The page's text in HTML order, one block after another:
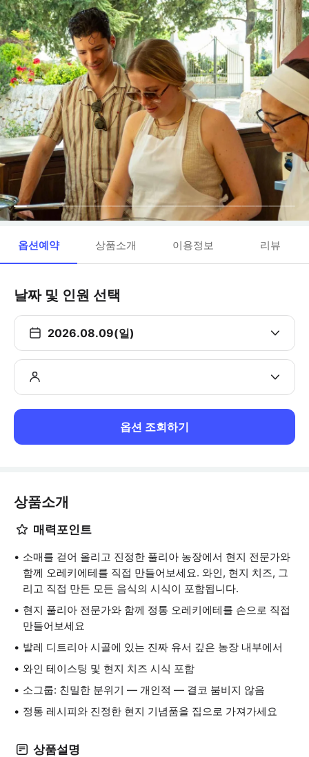
옵션예약 상품소개 이용정보 리뷰
날짜 및 인원 선택
2026.08.09(일)
옵션 조회하기
상품소개
매력포인트
소매를 걷어 올리고 진정한 풀리아 농장에서 현지 전문가와
함께 오레키에테를 직접 만들어보세요. 와인, 현지 치즈, 그
리고 직접 만든 모든 음식의 시식이 포함됩니다.
현지 풀리아 전문가와 함께 정통 오레키에테를 손으로 직접
만들어보세요
발레 디트리아 시골에 있는 진짜 유서 깊은 농장 내부에서
와인 테이스팅 및 현지 치즈 시식 포함
소그룹: 친밀한 분위기 — 개인적 — 결코 붐비지 않음
정통 레시피와 진정한 현지 기념품을 집으로 가져가세요
상품설명